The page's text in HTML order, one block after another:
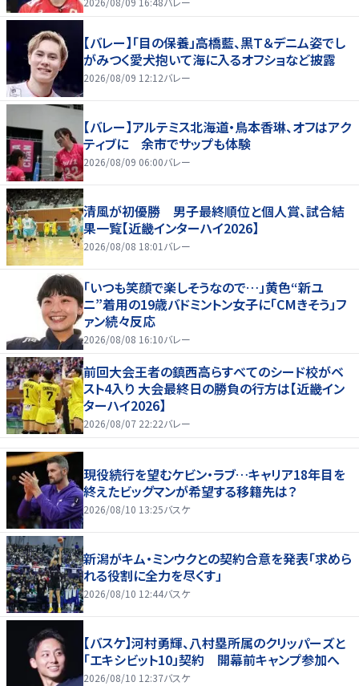
【バレー】「目の保養」高橋藍、黒Ｔ＆デニム姿でし
がみつく愛犬抱いて海に入るオフショなど披露
2026/08/09 12:12バレー
【バレー】アルテミス北海道・鳥本香琳、オフはアク
ティブに 余市でサップも体験
2026/08/09 06:00バレー
清風が初優勝 男子最終順位と個人賞、試合結
果一覧【近畿インターハイ2026】
2026/08/08 18:01 バレー
「いつも笑顔で楽しそうなので…」黄色“新ユ
ニ”着用の19歳バドミントン女子に「CMきそう」フ
ァン続々反応
2026/08/08 16:10バレー
前回大会王者の鎮西高らすべてのシード校がベ
スト4入り 大会最終日の勝負の行方は【近畿イン
ターハイ2026】
2026/08/07 22:22バレー
現役続行を望むケビン・ラブ…キャリア18年目を
終えたビッグマンが希望する移籍先は？
2026/08/10 13:25バスケ
新潟がキム・ミンウクとの契約合意を発表「求めら
れる役割に全力を尽くす」
2026/08/10 12:44バスケ
【バスケ】河村勇輝、八村塁所属のクリッパーズと
「エキシビット10」契約 開幕前キャンプ参加へ
2026/08/10 12:37バスケ